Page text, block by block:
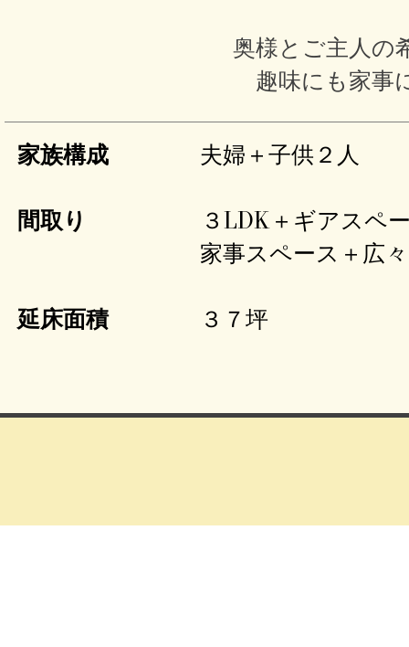
奥様とご主人の
趣味にも家事
家族構成 夫婦＋子供２人
間取り
３LDK＋ギアスペー
家事スペース＋広々ラ
​延床面積３７坪